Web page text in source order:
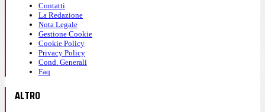
Contatti
La Redazione
Nota Legale
Gestione Cookie
Cookie Policy
Privacy Policy
Cond. Generali
Faq
ALTRO